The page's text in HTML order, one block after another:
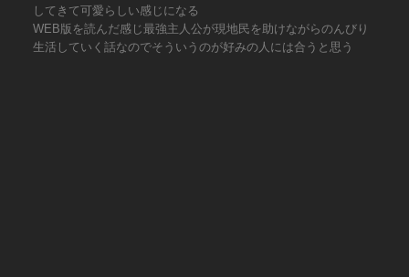
してきて可愛らしい感じになる
WEB版を読んだ感じ最強主人公が現地民を助けながらのんびり
生活していく話なのでそういうのが好みの人には合うと思う